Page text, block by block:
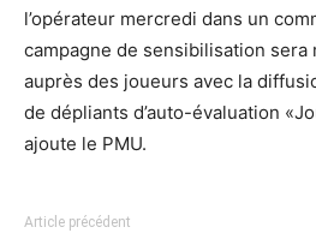
l’opérateur mercredi dans un
campagne de sensibilisation sera
auprès des joueurs avec la
de dépliants d’auto-évaluation
ajoute le PMU.
Article précédent